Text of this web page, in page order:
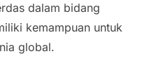
dalam bidang
kemampuan untuk
global.